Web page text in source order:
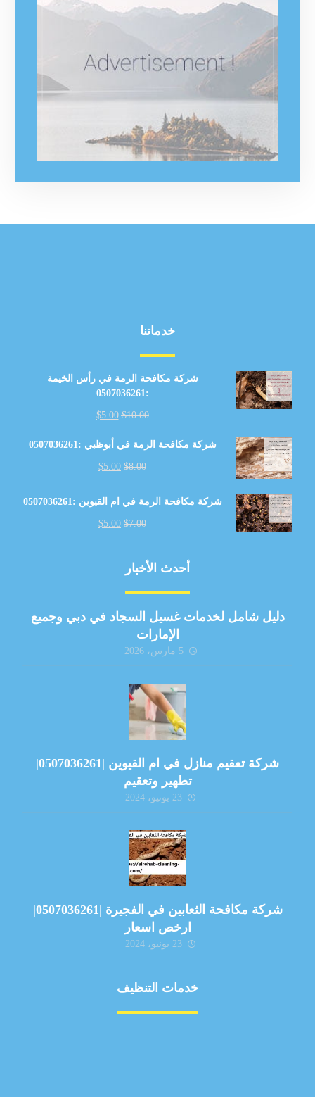
خدماتنا
شركة مكافحة الرمة في رأس الخيمة
:0507036261
$10.00
$5.00
شركة مكافحة الرمة في أبوظبي :0507036261
$8.00
$5.00
شركة مكافحة الرمة في ام القيوين :0507036261
$7.00
$5.00
أحدث الأخبار
دليل شامل لخدمات غسيل السجاد في دبي وجميع
الإمارات
5 مارس، 2026
شركة تعقيم منازل في ام القيوين |0507036261|
تطهير وتعقيم
23 يونيو، 2024
شركة مكافحة الثعابين في الفجيرة |0507036261|
ارخص اسعار
23 يونيو، 2024
خدمات التنظيف